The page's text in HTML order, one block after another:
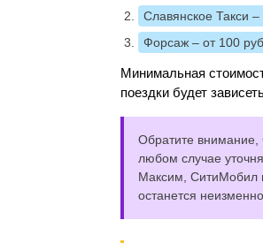
Славянское Такси –
Форсаж – от 100
Минимальная
поездки будет
Обратите внимание,
любом случае
Максим, СитиМобил
останется